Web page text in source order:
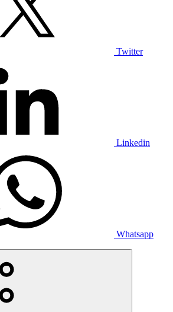
Twitter
Linkedin
Whatsapp